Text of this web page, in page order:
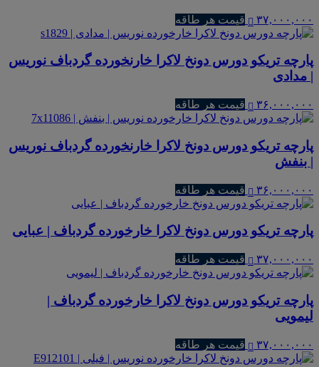
۳۷,۰۰۰,۰۰۰ قیمت هر طاقه
پارچه تریکو دورس دونخ لاکرا خارنخورده گردباف نوریس
| مدادی
۳۶,۰۰۰,۰۰۰ قیمت هر طاقه
پارچه تریکو دورس دونخ لاکرا خارنخورده گردباف نوریس
| بنفش
۳۶,۰۰۰,۰۰۰ قیمت هر طاقه
پارچه تریکو دورس دونخ لاکرا خارخورده گردباف | عبایی
۳۷,۰۰۰,۰۰۰ قیمت هر طاقه
پارچه تریکو دورس دونخ لاکرا خارخورده گردباف |
لیمویی
۳۷,۰۰۰,۰۰۰ قیمت هر طاقه